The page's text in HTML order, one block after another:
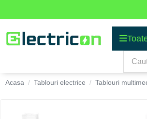
Acasa Tablouri electrice Tablouri